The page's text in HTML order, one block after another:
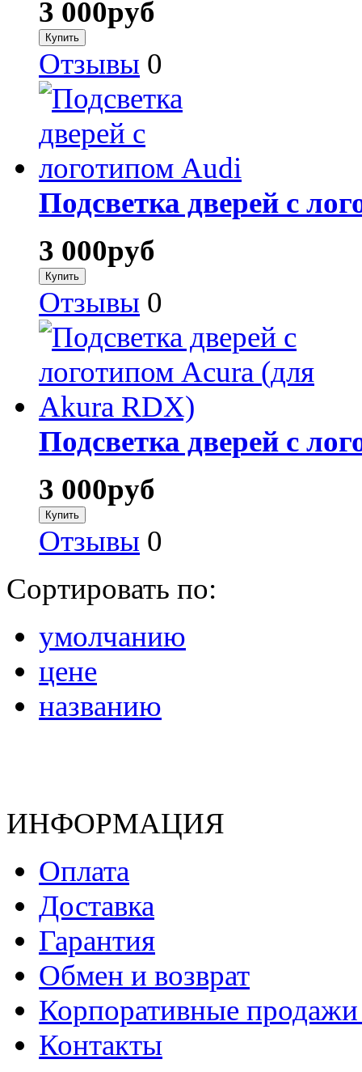
3 000руб
Отзывы 0
Подсветка дверей с
3 000руб
Отзывы 0
Подсветка дверей с
3 000руб
Отзывы 0
Сортировать по:
умолчанию
цене
названию
ИНФОРМАЦИЯ
Оплата
Доставка
Гарантия
Обмен и возврат
Корпоративные
Контакты